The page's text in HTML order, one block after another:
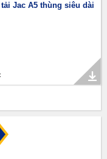
Jac A5 thùng siêu dài